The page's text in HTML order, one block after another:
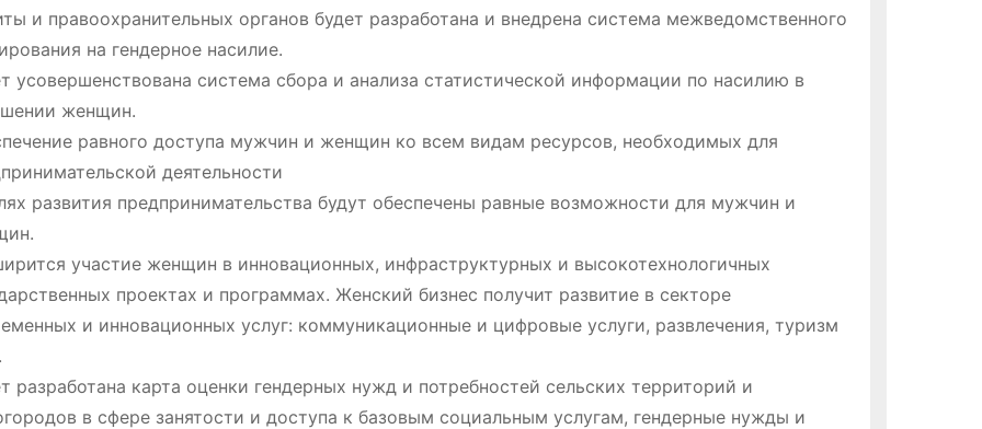
и правоохранительных органов будет разработана и внедрена система межведомственного
на гендерное насилие.
усовершенствована система сбора и анализа статистической информации по насилию в
женщин.
равного доступа мужчин и женщин ко всем видам ресурсов, необходимых для
деятельности
развития предпринимательства будут обеспечены равные возможности для мужчин и
участие женщин в инновационных, инфраструктурных и высокотехнологичных
проектах и программах. Женский бизнес получит развитие в секторе
и инновационных услуг: коммуникационные и цифровые услуги, развлечения, туризм
разработана карта оценки гендерных нужд и потребностей сельских территорий и
в сфере занятости и доступа к базовым социальным услугам, гендерные нужды и